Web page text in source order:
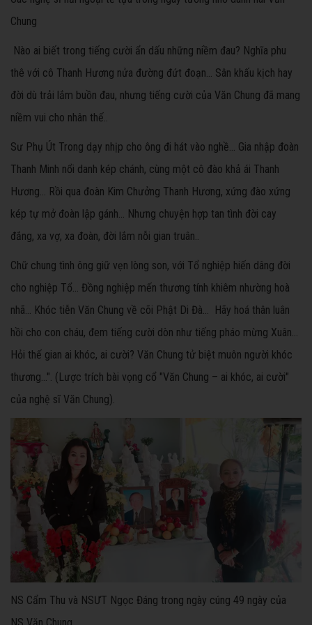
Chung
Nào ai biết trong tiếng cười ẩn dấu những niềm đau? Nghĩa phu
thê với cô Thanh Hương nửa đường đứt đoạn... Sân khấu kịch hay
đời dù trải lắm buồn đau, nhưng tiếng cười của Văn Chung đã mang
niềm vui cho nhân thế..
Sư Phụ Út Trong dạy nhịp cho ông đi hát vào nghề... Gia nhập đoàn
Thanh Minh nổi danh kép chánh, cùng một cô đào khả ái Thanh
Hương... Rồi qua đoàn Kim Chưởng Thanh Hương, xứng đào xứng
kép tự mở đoàn lập gánh... Nhưng chuyện hợp tan tình đời cay
đắng, xa vợ, xa đoàn, đời lắm nỗi gian truân..
Chữ chung tình ông giữ vẹn lòng son, với Tổ nghiệp hiến dâng đời
cho nghiệp Tổ... Đồng nghiệp mến thương tính khiêm nhường hoà
nhã... Khóc tiễn Văn Chung về cõi Phật Di Đà... Hãy hoá thân luân
hồi cho con cháu, đem tiếng cười dòn như tiếng pháo mừng Xuân...
Hỏi thế gian ai khóc, ai cười? Văn Chung tử biệt muôn người khóc
thương...". (Lược trích bài vọng cổ "Văn Chung – ai khóc, ai cười"
của nghệ sĩ Văn Chung).
NS Cẩm Thu và NSƯT Ngọc Đáng trong ngày cúng 49 ngày của